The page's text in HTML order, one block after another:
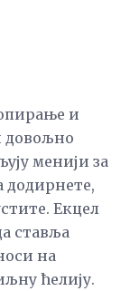
и
довољно
менији за
додирнете,
Екцел
ставља
на
ћелију.